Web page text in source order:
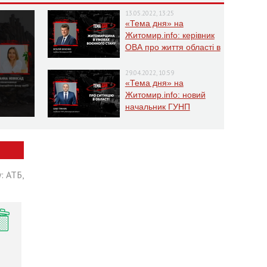
13.05.2022, 13:25
«Тема дня» на
Житомир.info: керівник
ОВА про життя області в
29.04.2022, 10:59
«Тема дня» на
Житомир.info: новий
начальник ГУНП
АТБ,